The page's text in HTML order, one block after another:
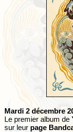
Mardi 2 décembre
Le premier album de
sur leur page